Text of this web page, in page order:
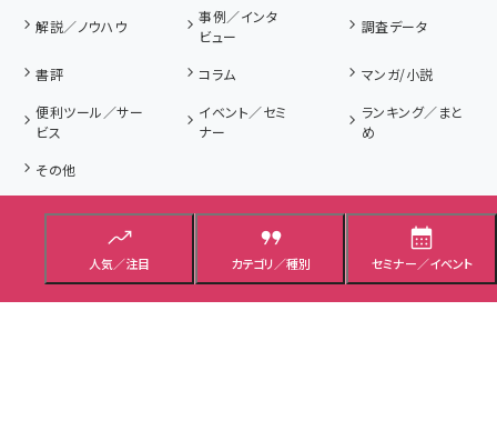
人気／注目 カテゴリ／種別 セミナー／イベント
解説／ノウハウ
事例／インタ
ビュー
調査データ
書評 コラム
マンガ/小説
便利ツール／サー
ビス
イベント／セミ
ナー
ランキング／まと
め
その他
ニュース記事
プレゼント／応募